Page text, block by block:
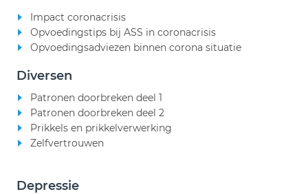
Impact coronacrisis
Opvoedingstips bij ASS in coronacrisis
Opvoedingsadviezen binnen corona situatie
Diversen
Patronen doorbreken deel 1
Patronen doorbreken deel 2
Prikkels en prikkelverwerking
Zelfvertrouwen
Depressie